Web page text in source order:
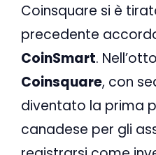
Coinsquare si è
precedente
CoinSmart.
Coinsquare, con
diventato la prima
canadese per gli